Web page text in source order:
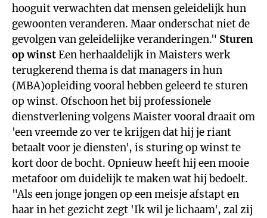
hooguit verwachten dat mensen geleidelijk hun
gewoonten veranderen. Maar onderschat niet de
gevolgen van geleidelijke veranderingen." Sturen
op winstEen herhaaldelijk in Maisters werk
terugkerend thema is dat managers in hun
(MBA)opleiding vooral hebben geleerd te sturen
op winst. Ofschoon het bij professionele
dienstverlening volgens Maister vooral draait om
'een vreemde zo ver te krijgen dat hij je riant
betaalt voor je diensten', is sturing op winst te
kort door de bocht. Opnieuw heeft hij een mooie
metafoor om duidelijk te maken wat hij bedoelt.
"Als een jonge jongen op een meisje afstapt en
haar in het gezicht zegt 'Ik wil je lichaam', zal zij